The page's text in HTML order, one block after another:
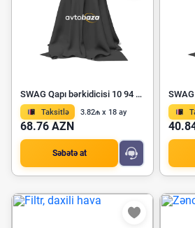
SWAG Qapı bərkidicisi 10 94 7765
Taksitlə 3.82₼ x 18 ay
68.76 AZN
Səbətə at